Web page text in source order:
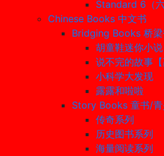
Standard 6（六
Chinese Books 中文书
Bridging Books 桥梁
胡童鞋迷你小说
说不完的故事【
小科学大发现
露露和啦啦
Story Books 童书/青
传奇系列
历史图书系列
海量阅读系列